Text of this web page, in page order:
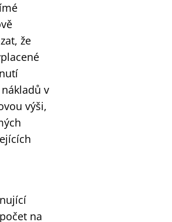
že
v
výši,
na